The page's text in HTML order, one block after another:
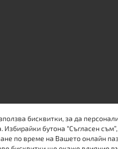
бисквитки, за да
Избирайки бутона “Съгласен
по време на Вашето онлайн